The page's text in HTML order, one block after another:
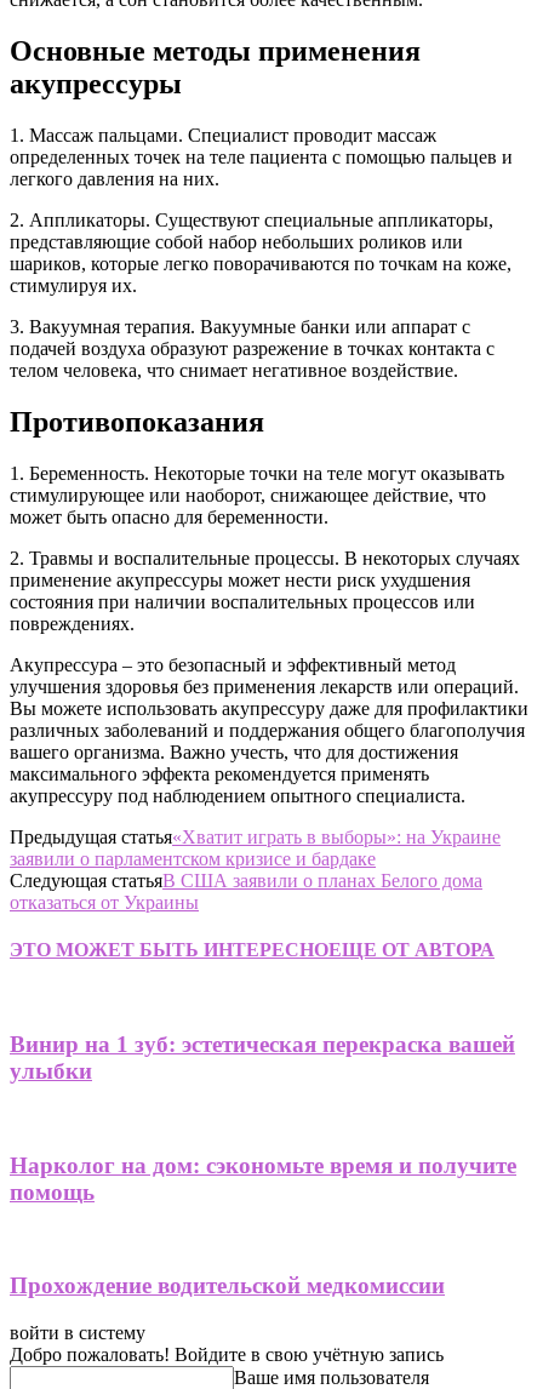
Основные методы применения
акупрессуры
1. Массаж пальцами. Специалист проводит массаж
определенных точек на теле пациента с помощью пальцев и
легкого давления на них.
2. Аппликаторы. Существуют специальные аппликаторы,
представляющие собой набор небольших роликов или
шариков, которые легко поворачиваются по точкам на коже,
стимулируя их.
3. Вакуумная терапия. Вакуумные банки или аппарат с
подачей воздуха образуют разрежение в точках контакта с
телом человека, что снимает негативное воздействие.
Противопоказания
1. Беременность. Некоторые точки на теле могут оказывать
стимулирующее или наоборот, снижающее действие, что
может быть опасно для беременности.
2. Травмы и воспалительные процессы. В некоторых случаях
применение акупрессуры может нести риск ухудшения
состояния при наличии воспалительных процессов или
повреждениях.
Акупрессура – это безопасный и эффективный метод
улучшения здоровья без применения лекарств или операций.
Вы можете использовать акупрессуру даже для профилактики
различных заболеваний и поддержания общего благополучия
вашего организма. Важно учесть, что для достижения
максимального эффекта рекомендуется применять
акупрессуру под наблюдением опытного специалиста.
Предыдущая статья«Хватит играть в выборы»: на Украине
заявили о парламентском кризисе и бардаке
Следующая статьяВ США заявили о планах Белого дома
отказаться от Украины
ЭТО МОЖЕТ БЫТЬ ИНТЕРЕСНОЕЩЕ ОТ АВТОРА
Винир на 1 зуб: эстетическая перекраска вашей
улыбки
Нарколог на дом: сэкономьте время и получите
помощь
Прохождение водительской медкомиссии
войти в систему
Добро пожаловать! Войдите в свою учётную запись
Ваше имя пользователя